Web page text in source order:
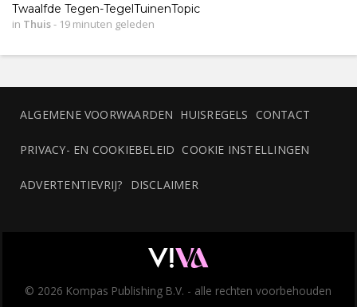
Twaalfde Tegen-TegelTuinenTopic
in Thuis- 19 minuten geleden
ALGEMENE VOORWAARDEN HUISREGELS CONTACT
PRIVACY- EN COOKIEBELEID COOKIE INSTELLINGEN
ADVERTENTIEVRIJ? DISCLAIMER
© 2026 Kompas Publishing B.V. - alle rechten voorbehouden